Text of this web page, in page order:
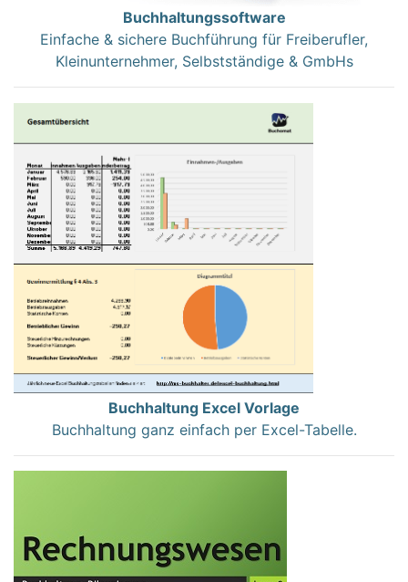
Buchhaltungssoftware
Einfache & sichere Buchführung für Freiberufler,
Kleinunternehmer, Selbstständige & GmbHs
Buchhaltung Excel Vorlage
Buchhaltung ganz einfach per Excel-Tabelle.